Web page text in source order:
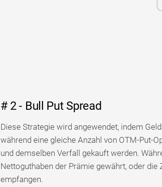
# 2 - Bull Put Spread
Diese Strategie wird angewendet, indem
während eine gleiche Anzahl von OTM-Put-
und demselben Verfall gekauft werden.
Nettoguthaben der Prämie gewährt, oder
empfangen.